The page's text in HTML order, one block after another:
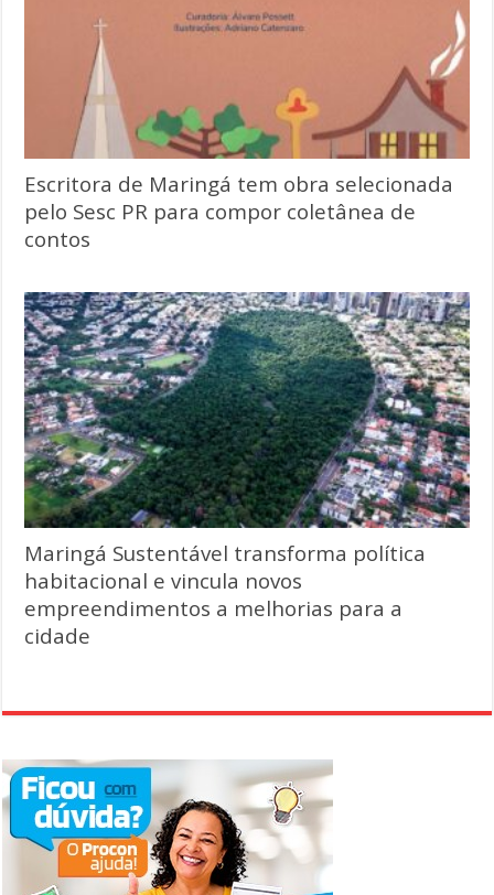
Escritora de Maringá tem obra selecionada
pelo Sesc PR para compor coletânea de
contos
Maringá Sustentável transforma política
habitacional e vincula novos
empreendimentos a melhorias para a
cidade